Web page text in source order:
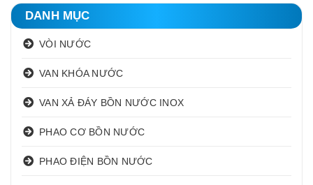
DANH MỤC
VÒI NƯỚC
VAN KHÓA NƯỚC
VAN XẢ ĐÁY BỒN NƯỚC INOX
PHAO CƠ BỒN NƯỚC
PHAO ĐIỆN BỒN NƯỚC